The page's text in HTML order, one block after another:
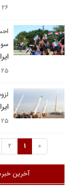
۲۶ اسفند ۱۳۹۵
۲۵ اسفند ۱۳۹۵
۲۵ اسفند ۱۳۹۵
«
1
2
آخرین